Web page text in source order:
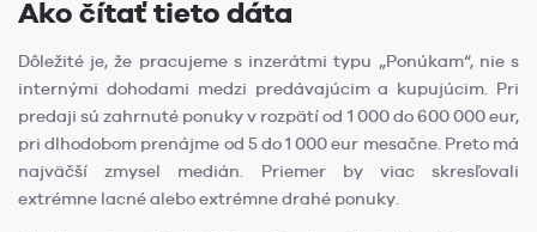
Ako čítať tieto dáta
Dôležité je, že pracujeme s inzerátmi typu „Ponúkam“, nie s
internými dohodami medzi predávajúcim a kupujúcim. Pri
predaji sú zahrnuté ponuky v rozpätí od 1 000 do 600 000 eur,
pri dlhodobom prenájme od 5 do 1 000 eur mesačne. Preto má
najväčší zmysel medián. Priemer by viac skresľovali
extrémne lacné alebo extrémne drahé ponuky.